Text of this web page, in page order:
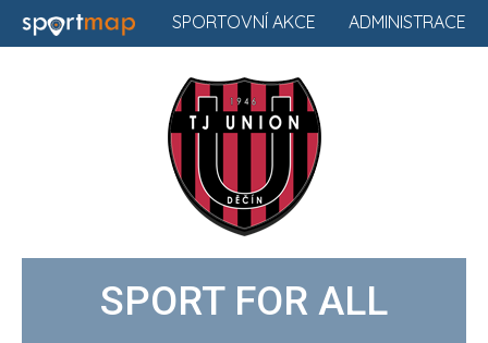
ADMINISTRACE
SPORTOVNÍ AKCE
SPORT FOR ALL